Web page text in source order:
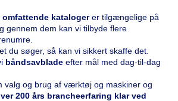
omfattende katalogerer tilgængelige på
gennem dem kan vi tilbyde flere
du søger, så kan vi sikkert skaffe det.
båndsavblade efter mål med dag-til-dag
valg og brug af værktøj og maskiner og
200 års brancheerfaring klar ved